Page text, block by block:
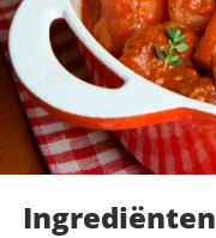
Ingrediënten